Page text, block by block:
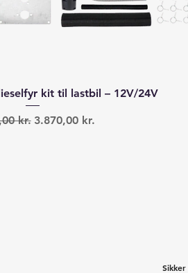
Hurtigvisningkit til lastbil – 12V/24V
pris
kr. Salgspris
3.870,00 kr.